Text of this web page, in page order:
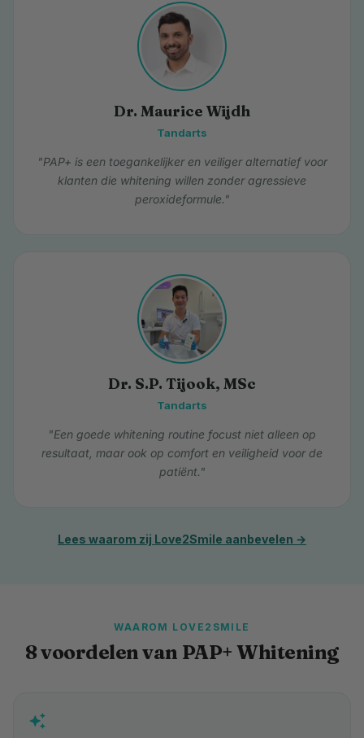
Dr. Maurice Wijdh
Tandarts
"PAP+ is een toegankelijker en veiliger alternatief voor
klanten die whitening willen zonder agressieve
peroxideformule."
Dr. S.P. Tijook, MSc
Tandarts
"Een goede whitening routine focust niet alleen op
resultaat, maar ook op comfort en veiligheid voor de
patiënt."
Lees waarom zij Love2Smile aanbevelen →
WAAROM LOVE2SMILE
8 voordelen van PAP+ Whitening
auto_awesome